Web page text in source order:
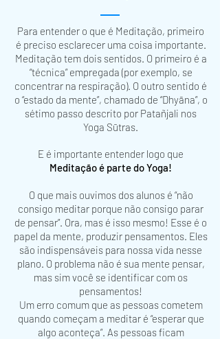
Para entender o que é Meditação, primeiro
é preciso esclarecer uma coisa importante.
Meditação tem dois sentidos. O primeiro é a
“técnica” empregada (por exemplo, se
concentrar na respiração). O outro sentido é
o “estado da mente”, chamado de “Dhyāna”, o
sétimo passo descrito por Patañjali nos
Yoga Sūtras.
E é importante entender logo que
Meditação é parte do Yoga!
O que mais ouvimos dos alunos é “não
consigo meditar porque não consigo parar
de pensar”. Ora, mas é isso mesmo! Esse é o
papel da mente, produzir pensamentos. Eles
são indispensáveis para nossa vida nesse
plano. O problema não é sua mente pensar,
mas sim você se identificar com os
pensamentos!
Um erro comum que as pessoas cometem
quando começam a meditar é “esperar que
algo aconteça”. As pessoas ficam